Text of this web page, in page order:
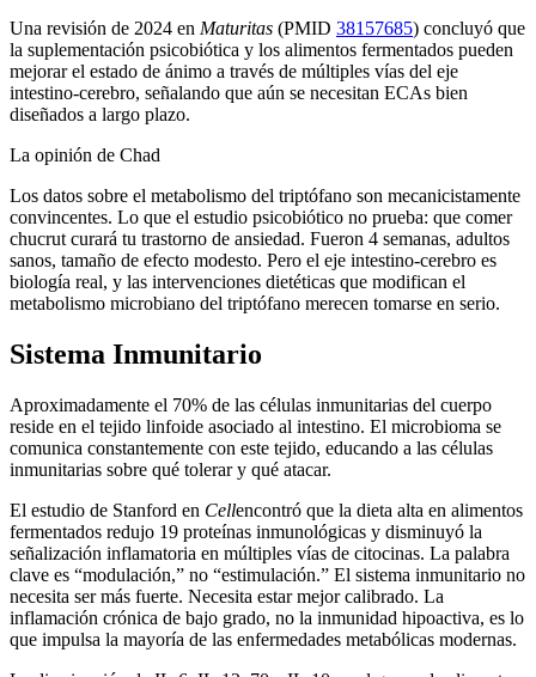
Una revisión de 2024 en Maturitas (PMID 38157685) concluyó que
la suplementación psicobiótica y los alimentos fermentados pueden
mejorar el estado de ánimo a través de múltiples vías del eje
intestino-cerebro, señalando que aún se necesitan ECAs bien
diseñados a largo plazo.
La opinión de Chad
Los datos sobre el metabolismo del triptófano son mecanicistamente
convincentes. Lo que el estudio psicobiótico no prueba: que comer
chucrut curará tu trastorno de ansiedad. Fueron 4 semanas, adultos
sanos, tamaño de efecto modesto. Pero el eje intestino-cerebro es
biología real, y las intervenciones dietéticas que modifican el
metabolismo microbiano del triptófano merecen tomarse en serio.
Sistema Inmunitario
Aproximadamente el 70% de las células inmunitarias del cuerpo
reside en el tejido linfoide asociado al intestino. El microbioma se
comunica constantemente con este tejido, educando a las células
inmunitarias sobre qué tolerar y qué atacar.
El estudio de Stanford en Cellencontró que la dieta alta en alimentos
fermentados redujo 19 proteínas inmunológicas y disminuyó la
señalización inflamatoria en múltiples vías de citocinas. La palabra
clave es “modulación,” no “estimulación.” El sistema inmunitario no
necesita ser más fuerte. Necesita estar mejor calibrado. La
inflamación crónica de bajo grado, no la inmunidad hipoactiva, es lo
que impulsa la mayoría de las enfermedades metabólicas modernas.